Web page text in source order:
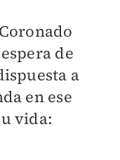
de
a
en ese
vida: